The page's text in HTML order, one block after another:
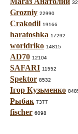
Grozniy 22990
Crakodil 19166
haratoshka 17292
worldriko 14815
AD70 12104
SAFARI 11552
Spektor 8532
Ігор Кузьменко
Рыбак 7377
fischer 6098